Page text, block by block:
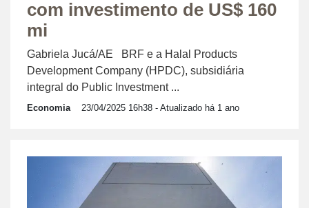
com investimento de US$ 160
mi
Gabriela Jucá/AE BRF e a Halal Products
Development Company (HPDC), subsidiária
integral do Public Investment ...
Economia 23/04/2025 16h38 - Atualizado há 1 ano